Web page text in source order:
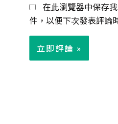
件
*
在此瀏覽器中保存
件，以便下次發表評論